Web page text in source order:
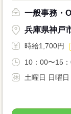
一般事務・
兵庫県神戸
時給1,700円
10：00〜15
土曜日 日曜日